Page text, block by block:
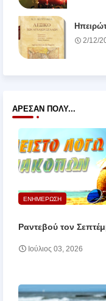
2/12/
ΆΡΕΣΑΝ ΠΟΛΎ...
ΕΝΗΜΕΡΩΣΗ
Ραντεβού τον
Ιούλιος 03, 2026